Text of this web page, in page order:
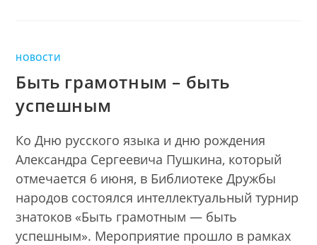
НОВОСТИ
Быть грамотным – быть
успешным
Ко Дню русского языка и дню рождения
Александра Сергеевича Пушкина, который
отмечается 6 июня, в Библиотеке Дружбы
народов состоялся интеллектуальный турнир
знатоков «Быть грамотным — быть
успешным». Мероприятие прошло в рамках